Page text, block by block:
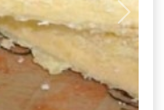
Next